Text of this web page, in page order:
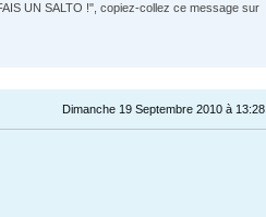
UN SALTO !", copiez-collez ce message sur
Dimanche 19 Septembre 2010 à 13:28